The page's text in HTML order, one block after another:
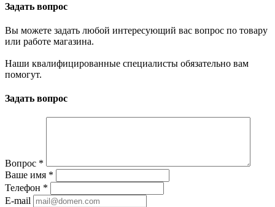
Задать вопрос
Вы можете задать любой интересующий вас вопрос по товару
или работе магазина.
Наши квалифицированные специалисты обязательно вам
помогут.
Задать вопрос
Вопрос *
Ваше имя *
Телефон *
E-mail